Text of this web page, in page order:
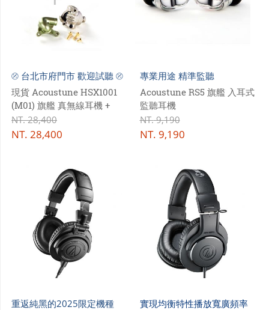
⦼ 台北市府門市 歡迎試聽 ⦼
現貨 Acoustune HSX1001
(M01) 旗艦 真無線耳機 +
C:03 M:02G 鎳銀腔體 有線連
接模組
NT.28,400
NT. 28,400
專業用途 精準監聽
Acoustune RS5 旗艦 入耳式
監聽耳機
NT.9,190
NT. 9,190
重返純黑的2025限定機種
實現均衡特性播放寬廣頻率